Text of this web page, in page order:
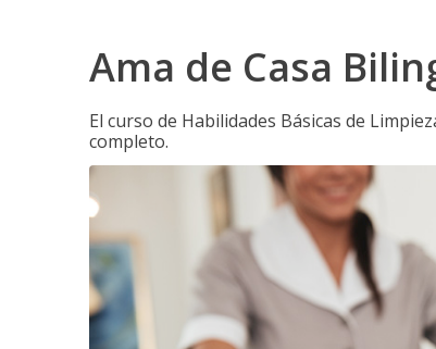
Ama de Casa
El curso de Habilidades Básicas de
completo.